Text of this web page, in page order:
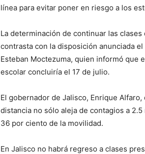
línea para evitar poner en riesgo a los
La determinación de continuar las
contrasta con la disposición anunciada
Esteban Moctezuma, quien informó que
escolar concluiría el 17 de julio.
El gobernador de Jalisco, Enrique
distancia no sólo aleja de contagios a
36 por ciento de la movilidad.
En Jalisco no habrá regreso a clases